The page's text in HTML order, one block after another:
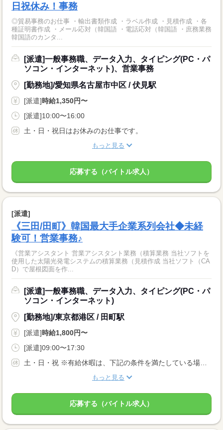
日祝休み！事務
◎貿易事務のお仕事 ・輸出書類作成 ・ラベル作成 ・見積作成 ・各
種証明書作成 ・メール応対（韓国語 ・電話応対（韓国語 ・庶務業務
韓国語のカンタ...
[派遣]一般事務職、データ入力、タイピング(PC・パ
ソコン・インターネット)、営業事務
[勤務地]/愛知県名古屋市中区 / 伏見駅
[派遣]時給1,350円〜
[派遣]10:00〜16:00
土・日・祝日はお休みのお仕事です。
もっと見る
応募する（バイトル求人）
[派遣]
《三田/田町》韓国最大手企業系列会社◆未経
験可！営業事務♪
《営業アシスタント 営業アシスタント業務（積算業務 当社ソフトを
使用した太陽光発電システムの積算業務（見積作成 当社ソフト（CA
D）で屋根図面を作...
[派遣]一般事務職、データ入力、タイピング(PC・パ
ソコン・インターネット)
[勤務地]/東京都港区 / 田町駅
[派遣]時給1,800円〜
[派遣]09:00〜17:30
もっと見る
応募する（バイトル求人）